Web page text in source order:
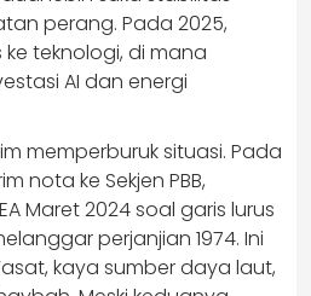
perang. Pada 2025,
teknologi, di mana
AI dan energi
memperburuk situasi. Pada
nota ke Sekjen PBB,
Maret 2024 soal garis lurus
perjanjian 1974. Ini
kaya sumber daya laut,